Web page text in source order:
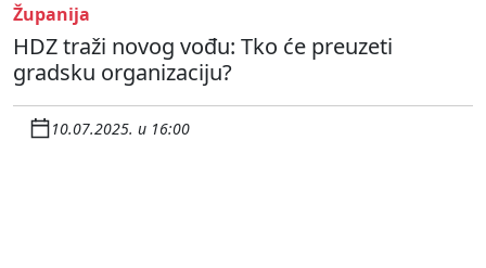
Županija
HDZ traži novog vođu: Tko će preuzeti
gradsku organizaciju?
10.07.2025. u 16:00